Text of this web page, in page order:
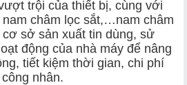
trội của thiết bị, cùng với
nam châm lọc sắt,…nam châm
sở sản xuất tin dùng, sử
động của nhà máy để nâng
tiết kiệm thời gian, chi phí
nhân.